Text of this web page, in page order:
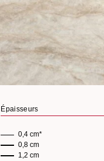
Épaisseurs
0,4 cm*
0,8 cm
1,2 cm